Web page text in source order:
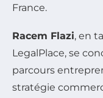
France.
Racem Flazi, en
LegalPlace, se
parcours
stratégie